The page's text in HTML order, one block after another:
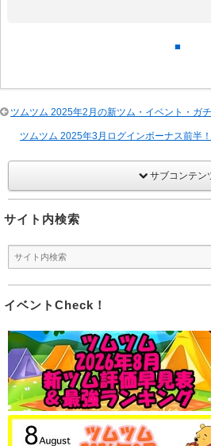
■
ツムツム 2025年2月の新ツム・イベント・ガ
ツムツム 2025年3月ログインボーナス前半
サブコンテン
サイト内検索
イベントCheck！